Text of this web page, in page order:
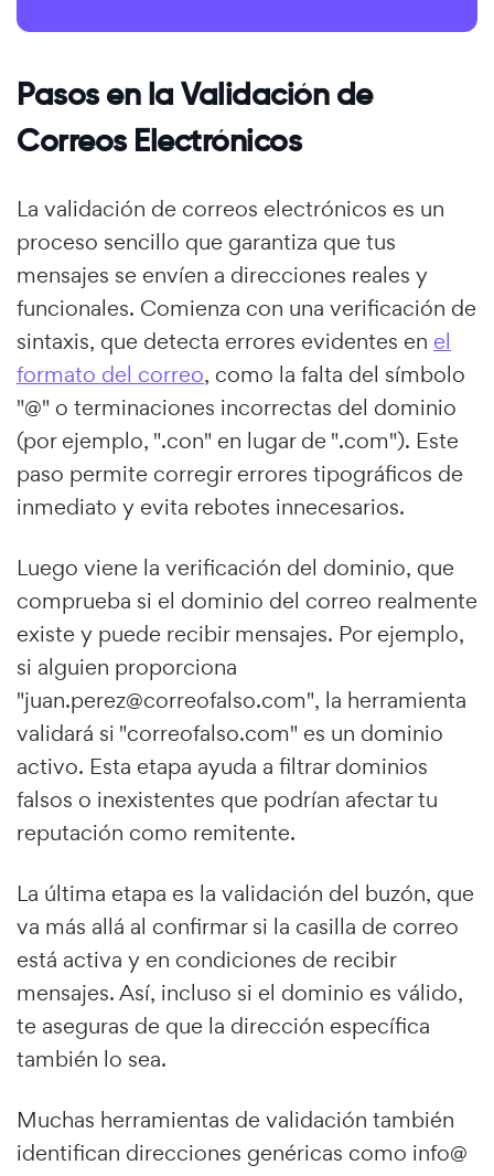
Pasos en la Validación de
Correos Electrónicos
La validación de correos electrónicos es un
proceso sencillo que garantiza que tus
mensajes se envíen a direcciones reales y
funcionales. Comienza con una verificación de
sintaxis, que detecta errores evidentes en el
formato del correo, como la falta del símbolo
"@" o terminaciones incorrectas del dominio
(por ejemplo, ".con" en lugar de ".com"). Este
paso permite corregir errores tipográficos de
inmediato y evita rebotes innecesarios.
Luego viene la verificación del dominio, que
comprueba si el dominio del correo realmente
existe y puede recibir mensajes. Por ejemplo,
si alguien proporciona
"juan.perez@correofalso.com", la herramienta
validará si "correofalso.com" es un dominio
activo. Esta etapa ayuda a filtrar dominios
falsos o inexistentes que podrían afectar tu
reputación como remitente.
La última etapa es la validación del buzón, que
va más allá al confirmar si la casilla de correo
está activa y en condiciones de recibir
mensajes. Así, incluso si el dominio es válido,
te aseguras de que la dirección específica
también lo sea.
Muchas herramientas de validación también
identifican direcciones genéricas como info@